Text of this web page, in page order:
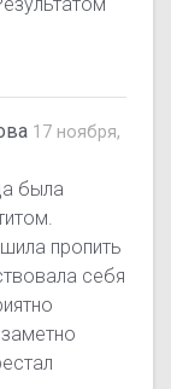
17 ноября,
была
пропить
себя